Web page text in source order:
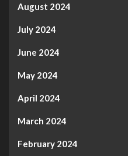
August 2024
July 2024
June 2024
May 2024
April 2024
March 2024
February 2024